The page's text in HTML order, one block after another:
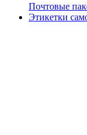
Почтовые
Этикетки